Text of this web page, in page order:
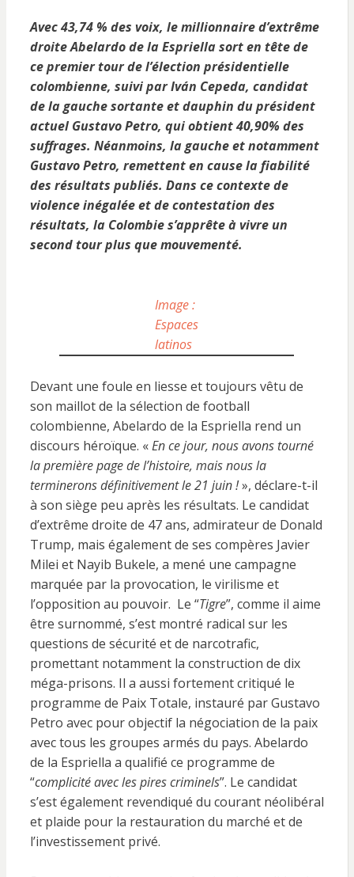
Avec 43,74 % des voix, le millionnaire d’extrême
droite Abelardo de la Espriella sort en tête de
ce premier tour de l’élection présidentielle
colombienne, suivi par Iván Cepeda, candidat
de la gauche sortante et dauphin du président
actuel Gustavo Petro, qui obtient 40,90% des
suffrages. Néanmoins, la gauche et notamment
Gustavo Petro, remettent en cause la fiabilité
des résultats publiés. Dans ce contexte de
violence inégalée et de contestation des
résultats, la Colombie s’apprête à vivre un
second tour plus que mouvementé.
Image :
Espaces
latinos
Devant une foule en liesse et toujours vêtu de
son maillot de la sélection de football
colombienne, Abelardo de la Espriella rend un
discours héroïque. «En ce jour, nous avons tourné
la première page de l’histoire, mais nous la
terminerons définitivement le 21 juin !», déclare-t-il
à son siège peu après les résultats. Le candidat
d’extrême droite de 47 ans, admirateur de Donald
Trump, mais également de ses compères Javier
Milei et Nayib Bukele, a mené une campagne
marquée par la provocation, le virilisme et
l’opposition au pouvoir. Le “Tigre”, comme il aime
être surnommé, s’est montré radical sur les
questions de sécurité et de narcotrafic,
promettant notamment la construction de dix
méga-prisons. Il a aussi fortement critiqué le
programme de Paix Totale, instauré par Gustavo
Petro avec pour objectif la négociation de la paix
avec tous les groupes armés du pays. Abelardo
de la Espriella a qualifié ce programme de
“complicité avec les pires criminels”. Le candidat
s’est également revendiqué du courant néolibéral
et plaide pour la restauration du marché et de
l’investissement privé.